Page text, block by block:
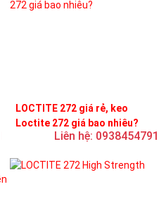
LOCTITE 272 giá rẻ, keo
Loctite 272 giá bao nhiêu?
Liên hệ: 0938454791